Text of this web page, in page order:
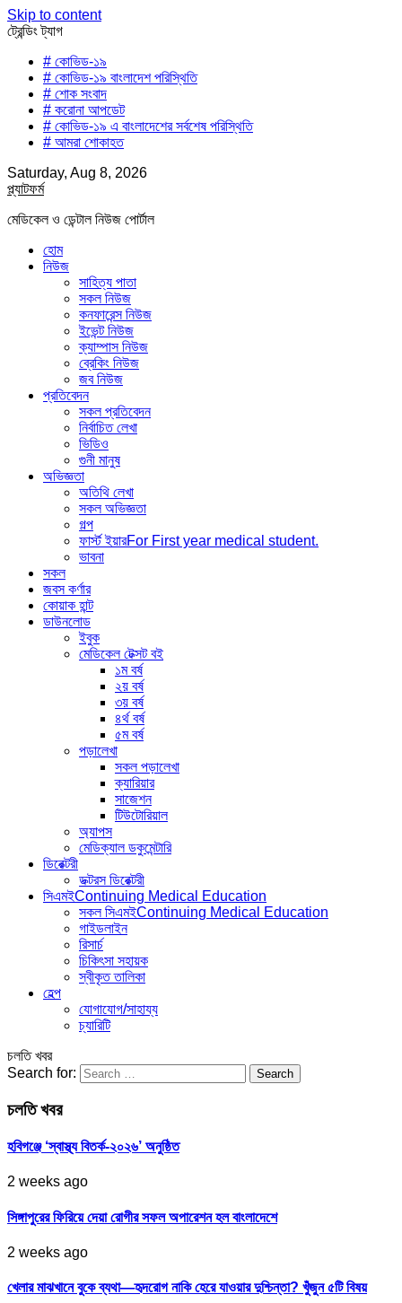
Skip to content
ট্রেন্ডিং ট্যাগ
# কোভিড-১৯
# কোভিড-১৯ বাংলাদেশ পরিস্থিতি
# শোক সংবাদ
# করোনা আপডেট
# কোভিড-১৯ এ বাংলাদেশের সর্বশেষ পরিস্থিতি
# আমরা শোকাহত
Saturday, Aug 8, 2026
প্ল্যাটফর্ম
মেডিকেল ও ডেন্টাল নিউজ পোর্টাল
হোম
নিউজ
সাহিত্য পাতা
সকল নিউজ
কনফারেন্স নিউজ
ইভেন্ট নিউজ
ক্যাম্পাস নিউজ
ব্রেকিং নিউজ
জব নিউজ
প্রতিবেদন
সকল প্রতিবেদন
নির্বাচিত লেখা
ভিডিও
গুনী মানুষ
অভিজ্ঞতা
অতিথি লেখা
সকল অভিজ্ঞতা
গল্প
ফার্স্ট ইয়ারFor First year medical student.
ভাবনা
সকল
জবস কর্ণার
কোয়াক হান্ট
ডাউনলোড
ইবুক
মেডিকেল টেক্সট বই
১ম বর্ষ
২য় বর্ষ
৩য় বর্ষ
৪র্থ বর্ষ
৫ম বর্ষ
পড়ালেখা
সকল পড়ালেখা
ক্যারিয়ার
সাজেশন
টিউটোরিয়াল
অ্যাপস
মেডিক্যাল ডকুমেন্টারি
ডিরেক্টরী
ডক্টরস ডিরেক্টরী
সিএমইContinuing Medical Education
সকল সিএমইContinuing Medical Education
গাইডলাইন
রিসার্চ
চিকিৎসা সহায়ক
স্বীকৃত তালিকা
হেল্প
যোগাযোগ/সাহায্য
চ্যারিটি
চলতি খবর
Search for:
চলতি খবর
হবিগঞ্জে ‘স্বাস্থ্য বিতর্ক-২০২৬’ অনুষ্ঠিত
2 weeks ago
সিঙ্গাপুরের ফিরিয়ে দেয়া রোগীর সফল অপারেশন হল বাংলাদেশে
2 weeks ago
খেলার মাঝখানে বুকে ব্যথা—হৃদরোগ নাকি হেরে যাওয়ার দুশ্চিন্তা? খুঁজুন ৫টি বিষয়